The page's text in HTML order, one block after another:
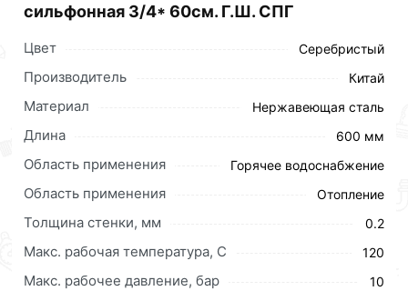
сильфонная 3/4* 60см. Г.Ш. СПГ
Цвет Серебристый
Производитель Китай
Материал Нержавеющая сталь
Длина 600 мм
Область применения Горячее водоснабжение
Область применения Отопление
Толщина стенки, мм 0.2
Макс. рабочая температура, C 120
Макс. рабочее давление, бар 10